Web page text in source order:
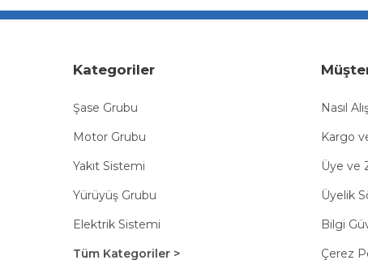
Kategoriler
Şase Grubu
Motor Grubu
Yakıt Sistemi
Yürüyüş Grubu
Elektrik Sistemi
Tüm Kategoriler >
Nasıl
Kargo
Üye ve
Üyelik
Bilgi
Çerez